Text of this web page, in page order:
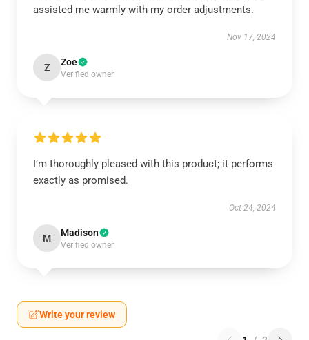
assisted me warmly with my order adjustments.
Nov 17, 2024
Z Zoe
Verified owner
I’m thoroughly pleased with this product; it performs
exactly as promised.
Oct 24, 2024
M Madison
Verified owner
Write your review